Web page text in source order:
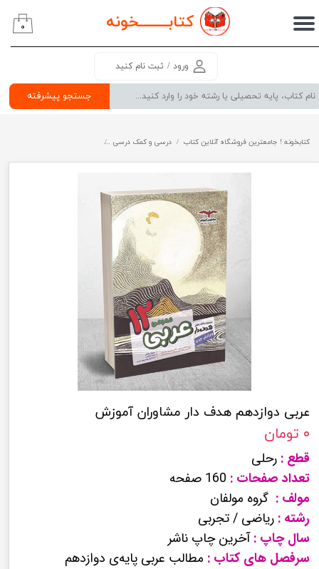
کتابــــــــخونه
جستجو پیشرفته
ورود / ثبت نام کنید
حساب کاربری من
سفارشات
۰
کتابخونه ! جامعترین فروشگاه آنلاین کتاب درسی و کمک درسی
عربی دوازدهم هدف دار مشاوران آموزش
۰ تومان
قطع : رحلی
تعداد صفحات : 160 صفحه
مولف : گروه مولفان
رشته : ریاضی / تجربی
سال چاپ :آخرین چاپ ناشر
سرفصل های کتاب : مطالب عربی پایه‌ی دوازدهم